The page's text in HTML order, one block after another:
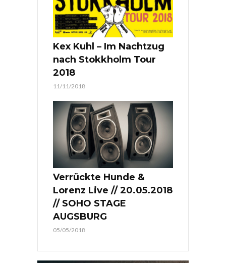
Kex Kuhl – Im Nachtzug
nach Stokkholm Tour
2018
11/11/2018
Verrückte Hunde &
Lorenz Live // 20.05.2018
// SOHO STAGE
AUGSBURG
05/05/2018